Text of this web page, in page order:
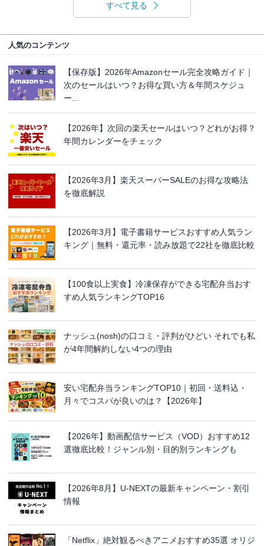
すべて見る
人気のコンテンツ
【保存版】2026年Amazonセール完全攻略ガイド｜
次のセールはいつ？お得な買い方＆年間スケジュ
ー...
【2026年】次回の楽天セールはいつ？どれがお得？
年間カレンダーをチェック
【2026年3月】楽天スーパーSALEのお得な攻略法
を徹底解説
【2026年3月】電子書籍サービスおすすめ人気ラン
キング｜無料・還元率・読み放題で22社を徹底比較
【100食以上実食】冷凍保存ができる宅配弁当おす
すめ人気ランキングTOP16
ナッシュ(nosh)の口コミ・評判がひどい それでも私
が4年間解約しない4つの理由
安い宅配弁当ランキングTOP10｜初回・送料込・
月々でコスパが良いのは？【2026年】
【2026年】動画配信サービス（VOD）おすすめ12
選徹底比較！ジャンル別・目的別ランキングも
【2026年8月】U-NEXTの最新キャンペーン・割引
情報
「Netflix」絶対観るべきアニメおすすめ35選 オリジ